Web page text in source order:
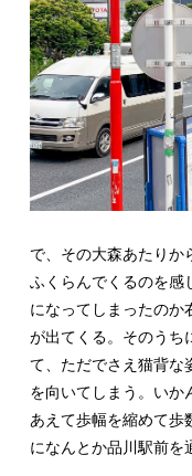
で、その大森あたりか
ふくらんでくるのを感
になってしまったのか
が出てくる。そのうち
て、ただでさえ猫背な
を向いてしまう。いか
あえて歩幅を縮めて歩
になんとか品川駅前を